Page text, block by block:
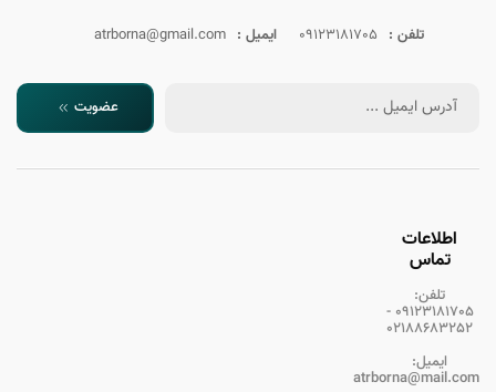
تلفن : 09123181705 ایمیل : atrborna@gmail.com
عضویت
اطلاعات
تماس
تلفن:
09123181705 -
02188683252
ایمیل:
atrborna@mail.com